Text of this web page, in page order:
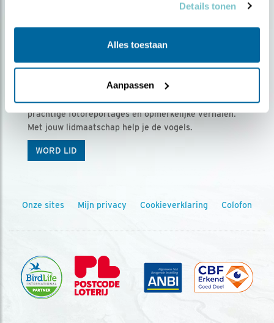
Details tonen
Alles toestaan
Aanpassen
Ontvang 5 x Vogels voor € 36,00 per jaar
Vogels is het tijdschrift voor onze leden, met
prachtige fotoreportages en opmerkelijke verhalen.
Met jouw lidmaatschap help je de vogels.
WORD LID
Onze sites Mijn privacy Cookieverklaring Colofon